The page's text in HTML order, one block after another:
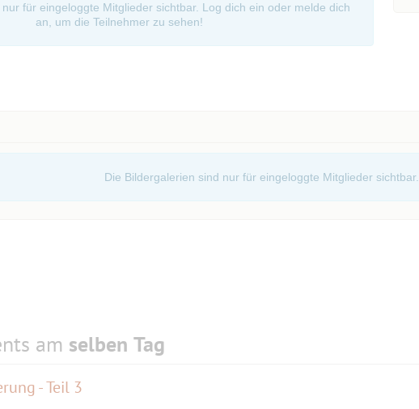
für eingeloggte Mitglieder sichtbar. Log dich ein oder melde dich
an, um die Teilnehmer zu sehen!
Die Bildergalerien sind nur für eingeloggte Mitglieder sichtbar.
am selben Tag
- Teil 3